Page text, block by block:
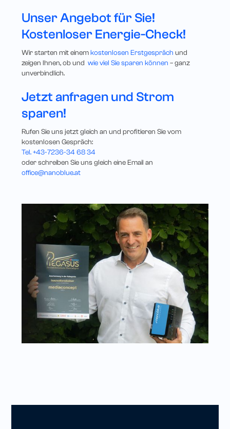
Unser Angebot für Sie!
Kostenloser Energie-Check!
Wir starten mit einemkostenlosen Erstgespräch und
zeigen Ihnen, ob undwie viel Sie sparen können – ganz
unverbindlich.
Jetzt anfragen und Strom
sparen!
Rufen Sie uns jetzt gleich an und profitieren Sie vom
kostenlosen Gespräch:
Tel. +43-7236-34 68 34
oder schreiben Sie uns gleich eine Email an
office@nanoblue.at